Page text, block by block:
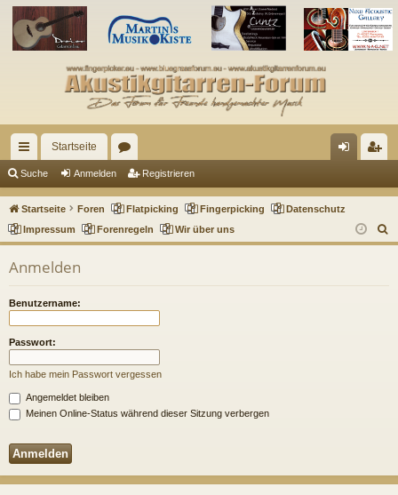
ch
ne
llz
Startseite
en m ist
rie
Suche Anmelden Registrieren
Startseite Foren Flatpicking Fingerpicking
Datenschutz
Impressum
Forenregeln Wir über uns
u
Anmelden
Benutzername:
Passwort:
Ich habe mein Passwort vergessen
Angemeldet bleiben
Meinen Online-Status während dieser Sitzung verbergen